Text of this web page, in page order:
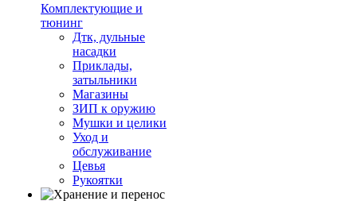
Комплектующие и
тюнинг
Дтк, дульные
насадки
Приклады,
затыльники
Магазины
ЗИП к оружию
Мушки и целики
Уход и
обслуживание
Цевья
Рукоятки